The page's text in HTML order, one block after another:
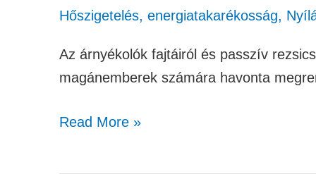
Hőszigetelés, energiatakarékosság,
Az árnyékolók fajtáiról és passzív
magánemberek számára havonta
Read More »